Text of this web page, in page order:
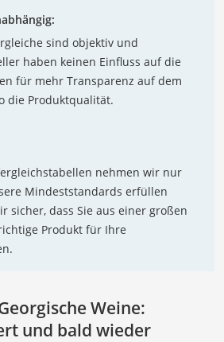
sind objektiv und
haben keinen Einfluss auf die
für mehr Transparenz auf dem
die Produktqualität.
nehmen wir nur
Mindeststandards erfüllen
sicher, dass Sie aus einer großen
Produkt für Ihre
Weine:
und bald wieder